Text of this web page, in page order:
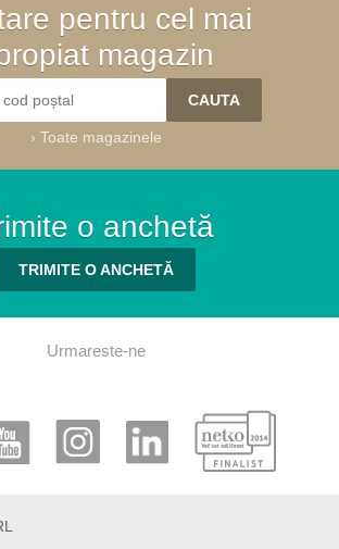
pentru cel mai
magazin
› Toate magazinele
o anchetă
TRIMITE O ANCHETĂ
Urmareste-ne